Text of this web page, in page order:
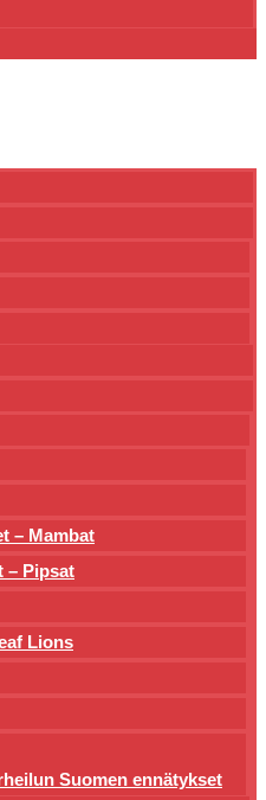
– Mambat
– Pipsat
Lions
Suomen ennätykset